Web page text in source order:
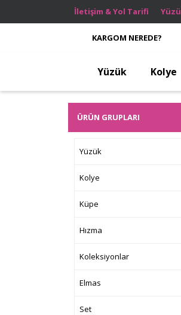
İletişim & Yol Tarifi
KARGOM NEREDE?
Yüzük Kolye
ÜRÜN GRUPLARI
Yüzük
Kolye
Küpe
Hızma
Koleksiyonlar
Elmas
Set